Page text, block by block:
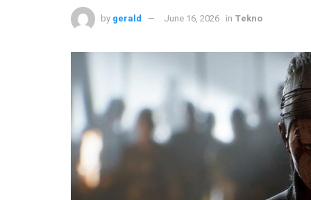
by gerald June 16, 2026 in Tekno